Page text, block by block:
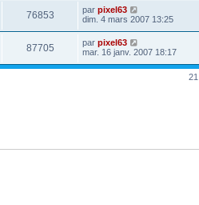
76853 par pixel63
dim. 4 mars 2007 13:25
87705 par pixel63
mar. 16 janv. 2007 18:17